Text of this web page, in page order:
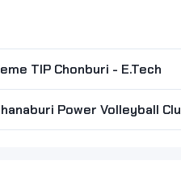
TIP Chonburi - E.Tech
Power Volleyball